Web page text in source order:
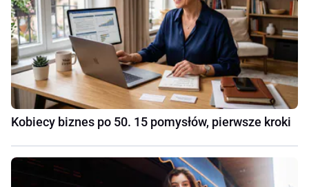
Kobiecy biznes po 50. 15 pomysłów, pierwsze kroki